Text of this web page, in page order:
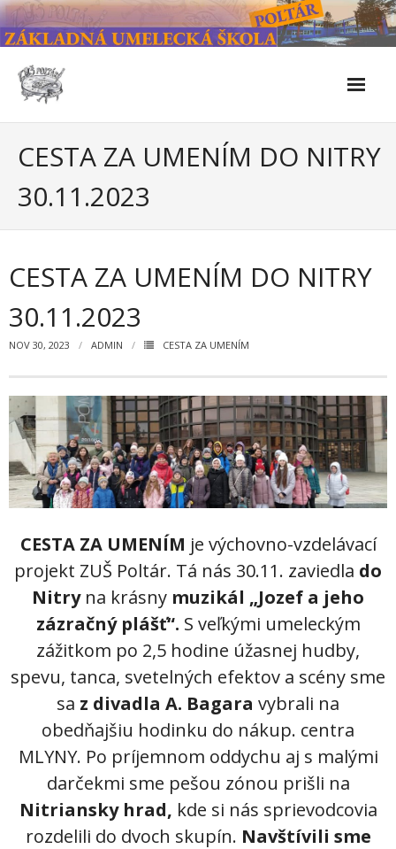
Skip
to
content
- Súčasnosť
- Naše úspechy od roku 2019 – do 2024
Zamestnanci
- Vedenie školy
- Pedagogickí zamestnanci
- Nepedagogickí zamestnanci
- Etický kódex pedagogických zamestnancov a odborných
zamestnancov
Vyučované odbory
- Hudobný odbor
- Výtvarný odbor
- Literárno – dramatický odbor
- SÚBORY NA ŠKOLE
Informácie
CESTA ZA UMENÍM DO NITRY
30.11.2023
CESTA ZA UMENÍM DO NITRY
30.11.2023
NOV 30, 2023 ADMIN CESTA ZA UMENÍM
CESTA ZA UMENÍM je výchovno-vzdelávací
projekt ZUŠ Poltár. Tá nás 30.11. zaviedla do
Nitryna krásny muzikál „Jozef a jeho
zázračný plášť“. S veľkými umeleckým
zážitkom po 2,5 hodine úžasnej hudby,
spevu, tanca, svetelných efektov a scény sme
sa z divadla A. Bagara vybrali na
obedňajšiu hodinku do nákup. centra
MLYNY. Po príjemnom oddychu aj s malými
darčekmi sme pešou zónou prišli na
Nitriansky hrad, kde si nás sprievodcovia
rozdelili do dvoch skupín. Navštívili sme